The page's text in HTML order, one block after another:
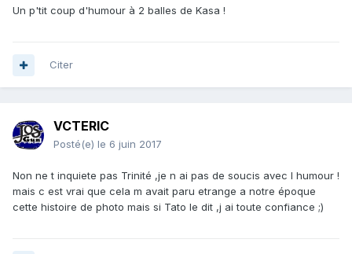
Un p'tit coup d'humour à 2 balles de Kasa !
Citer
VCTERIC
Posté(e) le 6 juin 2017
Non ne t inquiete pas Trinité ,je n ai pas de soucis avec l humour !
mais c est vrai que cela m avait paru etrange a notre époque
cette histoire de photo mais si Tato le dit ,j ai toute confiance ;)